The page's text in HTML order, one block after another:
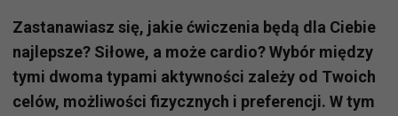
Zastanawiasz się, jakie ćwiczenia będą dla Ciebie
najlepsze? Siłowe, a może cardio? Wybór między
tymi dwoma typami aktywności zależy od Twoich
celów, możliwości fizycznych i preferencji. W tym